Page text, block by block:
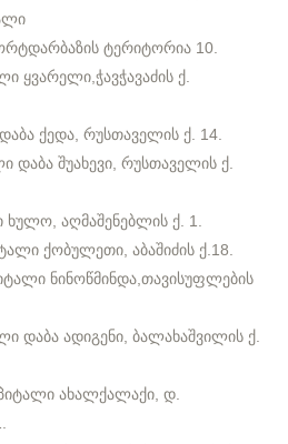
ტერიტორია 10.
ყვარელი,ჭავჭავაძის ქ.
ქედა, რუსთაველის ქ. 14.
დაბა შუახევი, რუსთაველის ქ.
აღმაშენებლის ქ. 1.
ქობულეთი, აბაშიძის ქ.18.
ნინოწმინდა,თავისუფლების
დაბა ადიგენი, ბალახაშვილის ქ.
ახალქალაქი, დ.